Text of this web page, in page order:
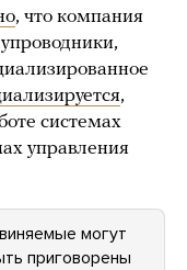
, что компания
,
системах
управления
могут
приговорены